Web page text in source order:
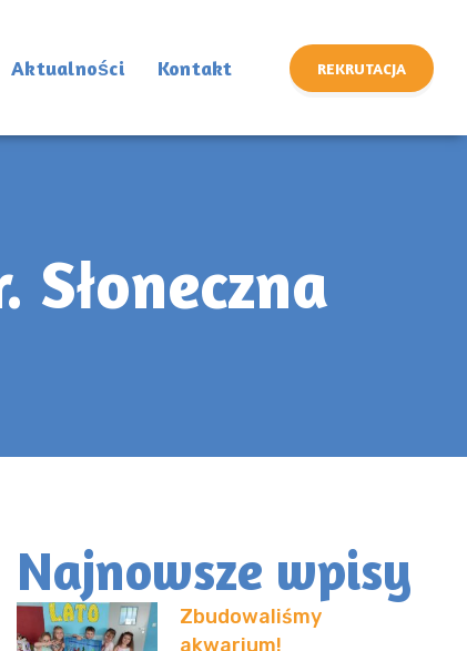
Aktualności Kontakt REKRUTACJA
Słoneczna
Najnowsze wpisy
Zbudowaliśmy
akwarium!